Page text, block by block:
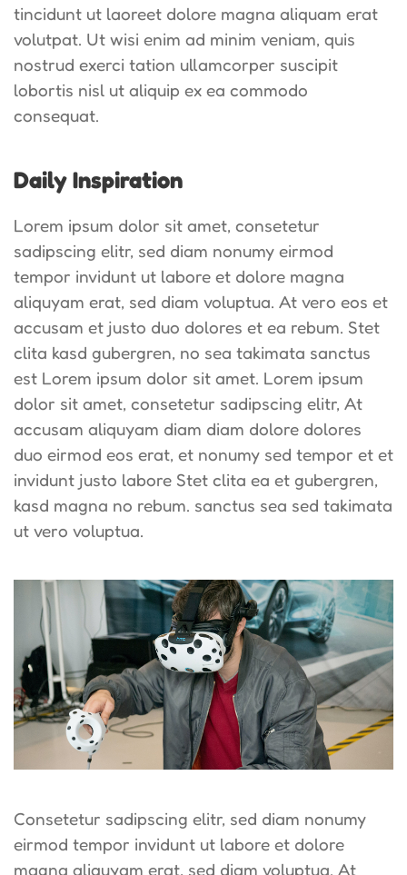
tincidunt ut laoreet dolore magna aliquam erat
volutpat. Ut wisi enim ad minim veniam, quis
nostrud exerci tation ullamcorper suscipit
lobortis nisl ut aliquip ex ea commodo
consequat.
Daily Inspiration
Lorem ipsum dolor sit amet, consetetur
sadipscing elitr, sed diam nonumy eirmod
tempor invidunt ut labore et dolore magna
aliquyam erat, sed diam voluptua. At vero eos et
accusam et justo duo dolores et ea rebum. Stet
clita kasd gubergren, no sea takimata sanctus
est Lorem ipsum dolor sit amet. Lorem ipsum
dolor sit amet, consetetur sadipscing elitr, At
accusam aliquyam diam diam dolore dolores
duo eirmod eos erat, et nonumy sed tempor et et
invidunt justo labore Stet clita ea et gubergren,
kasd magna no rebum. sanctus sea sed takimata
ut vero voluptua.
Consetetur sadipscing elitr, sed diam nonumy
eirmod tempor invidunt ut labore et dolore
magna aliquyam erat, sed diam voluptua. At